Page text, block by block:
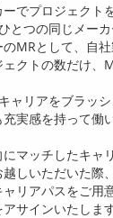
ーでプロジェクト
とつの同じメー
のMRとして、自
クトの数だけ、
ャリアをブラッ
実感を持って働
にマッチしたキャ
越しいただいた際
リアパスをご用
サインいたします